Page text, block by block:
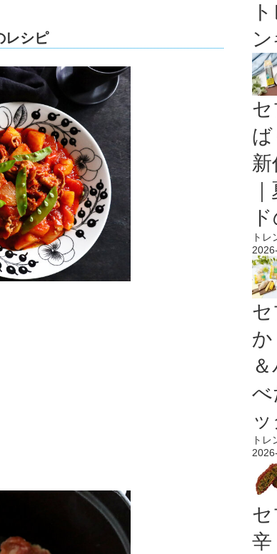
レシピ
セ
トレ
セ
べ
ッ
トレ
辛